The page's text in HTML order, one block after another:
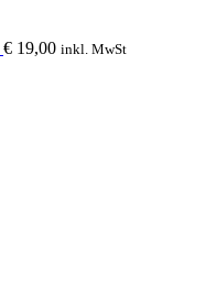
€ 19,00 inkl. MwSt